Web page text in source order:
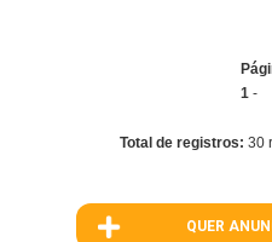
1 -
Total de registros: 30
QUER